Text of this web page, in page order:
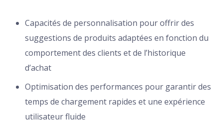
Capacités de personnalisation pour offrir des
suggestions de produits adaptées en fonction du
comportement des clients et de l’historique
d’achat
Optimisation des performances pour garantir des
temps de chargement rapides et une expérience
utilisateur fluide